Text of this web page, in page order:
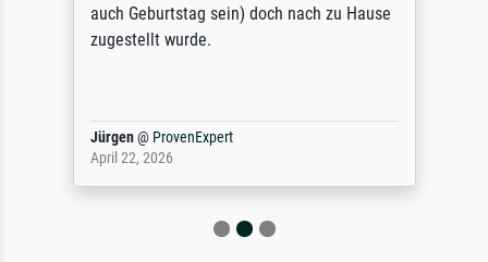
auch Geburtstag sein) doch nach zu Hause
zugestellt wurde.
Jürgen@ ProvenExpert
April 22, 2026